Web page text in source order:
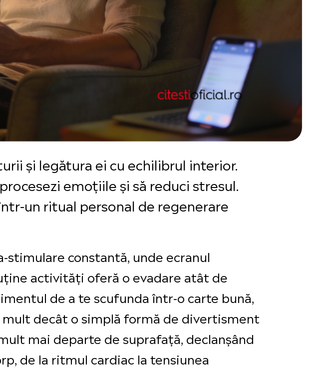
și legătura ei cu echilibrul interior.
emoțiile și să reduci stresul.
un ritual personal de regenerare
constantă, unde ecranul
activități oferă o evadare atât de
de a te scufunda într-o carte bună,
mult decât o simplă formă de divertisment
mai departe de suprafață, declanșând
de la ritmul cardiac la tensiunea